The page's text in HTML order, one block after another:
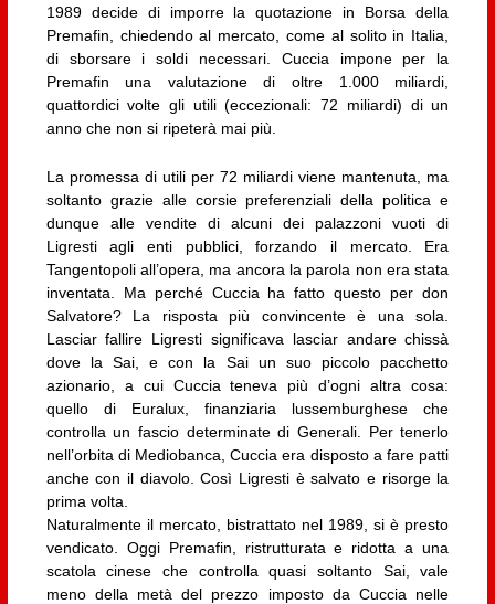
1989 decide di imporre la quotazione in Borsa della
Premafin, chiedendo al mercato, come al solito in Italia,
di sborsare i soldi necessari. Cuccia impone per la
Premafin una valutazione di oltre 1.000 miliardi,
quattordici volte gli utili (eccezionali: 72 miliardi) di un
anno che non si ripeterà mai più.
La promessa di utili per 72 miliardi viene mantenuta, ma
soltanto grazie alle corsie preferenziali della politica e
dunque alle vendite di alcuni dei palazzoni vuoti di
Ligresti agli enti pubblici, forzando il mercato. Era
Tangentopoli all’opera, ma ancora la parola non era stata
inventata. Ma perché Cuccia ha fatto questo per don
Salvatore? La risposta più convincente è una sola.
Lasciar fallire Ligresti significava lasciar andare chissà
dove la Sai, e con la Sai un suo piccolo pacchetto
azionario, a cui Cuccia teneva più d’ogni altra cosa:
quello di Euralux, finanziaria lussemburghese che
controlla un fascio determinate di Generali. Per tenerlo
nell’orbita di Mediobanca, Cuccia era disposto a fare patti
anche con il diavolo. Così Ligresti è salvato e risorge la
prima volta.
Naturalmente il mercato, bistrattato nel 1989, si è presto
vendicato. Oggi Premafin, ristrutturata e ridotta a una
scatola cinese che controlla quasi soltanto Sai, vale
meno della metà del prezzo imposto da Cuccia nelle